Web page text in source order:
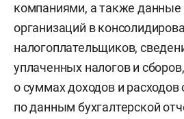
компаниями, а также данные
организаций в
налогоплательщиков,
уплаченных налогов и
о суммах доходов и расходов
по данным бухгалтерской